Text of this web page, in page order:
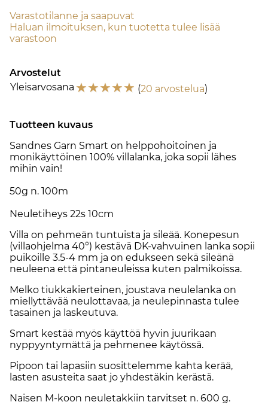
Varastotilanne ja saapuvat
Haluan ilmoituksen, kun tuotetta tulee lisää
varastoon
Arvostelut
Yleisarvosana ☆☆☆☆☆ (20 arvostelua)
Tuotteen kuvaus
Sandnes Garn Smart on helppohoitoinen ja
monikäyttöinen 100% villalanka, joka sopii lähes
mihin vain!
50g n. 100m
Neuletiheys 22s 10cm
Villa on pehmeän tuntuista ja sileää. Konepesun
(villaohjelma 40°) kestävä DK-vahvuinen lanka sopii
puikoille 3.5-4 mm ja on edukseen sekä sileänä
neuleena että pintaneuleissa kuten palmikoissa.
Melko tiukkakierteinen, joustava neulelanka on
miellyttävää neulottavaa, ja neulepinnasta tulee
tasainen ja laskeutuva.
Smart kestää myös käyttöä hyvin juurikaan
nyppyyntymättä ja pehmenee käytössä.
Pipoon tai lapasiin suosittelemme kahta kerää,
lasten asusteita saat jo yhdestäkin kerästä.
Naisen M-koon neuletakkiin tarvitset n. 600 g.